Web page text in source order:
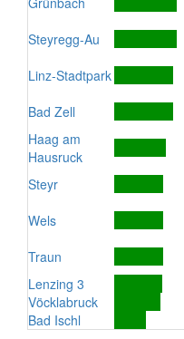
Steyregg-Au
Linz-Stadtpark
Bad Zell
Haag am
Hausruck
Steyr
Wels
Traun
Lenzing 3
Vöcklabruck
Bad Ischl